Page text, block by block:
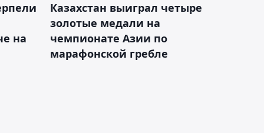
на
Казахстан выиграл четыре
золотые медали на
чемпионате Азии по
марафонской гребле